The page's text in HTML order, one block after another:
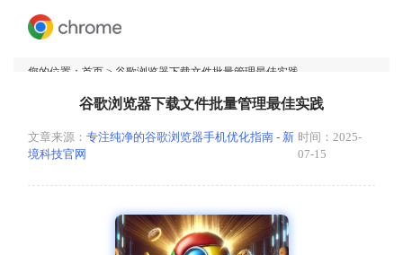
您的位置： 首页 > 谷歌浏览器下载文件批量管理最佳实践
谷歌浏览器下载文件批量管理最佳实践
文章来源： 专注纯净的谷歌浏览器手机优化指南 - 新
境科技官网
时间：2025-
07-15